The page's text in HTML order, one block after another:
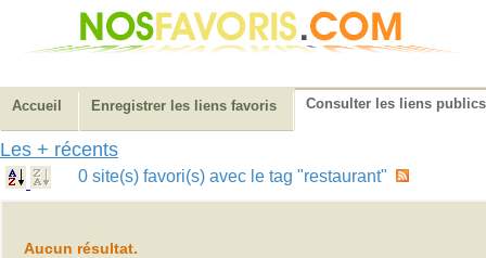
Accueil Enregistrer les liens favoris Consulter les liens publics
Les + récents
0 site(s) favori(s) avec le tag "restaurant"
Aucun résultat.